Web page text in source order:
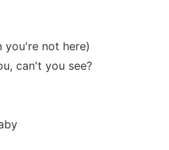
you're not here)
can't you see?